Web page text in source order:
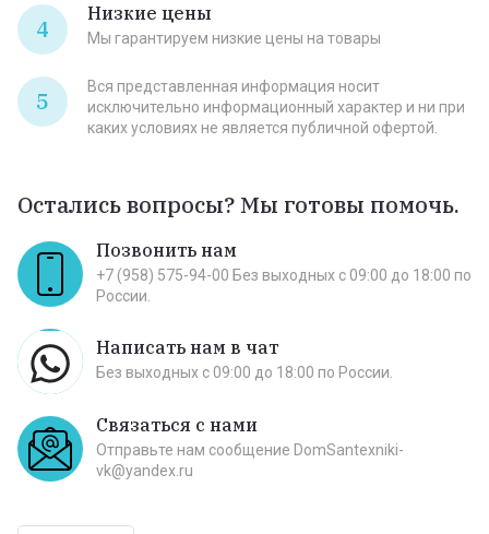
4
Низкие цены
Мы гарантируем низкие цены на товары
5
Вся представленная информация носит
исключительно информационный характер и ни при
каких условиях не является публичной офертой.
Остались вопросы? Мы готовы помочь.
Позвонить нам
+7 (958) 575-94-00 Без выходных c 09:00 до 18:00 по
России.
Написать нам в чат
Без выходных c 09:00 до 18:00 по России.
Связаться с нами
Отправьте нам сообщение DomSantexniki-
vk@yandex.ru